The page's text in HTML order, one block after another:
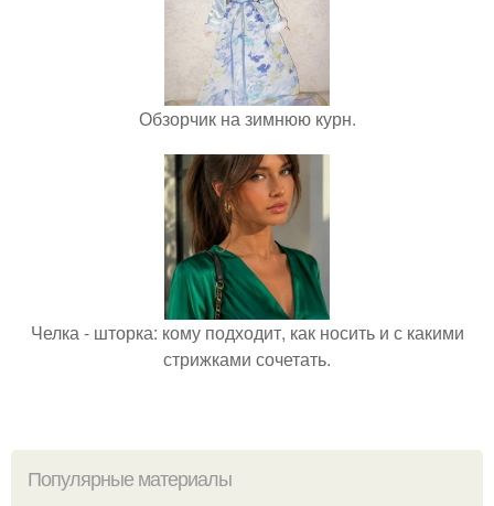
Обзорчик на зимнюю курн.
Челка - шторка: кому подходит, как носить и с какими
стрижками сочетать.
Популярные материалы